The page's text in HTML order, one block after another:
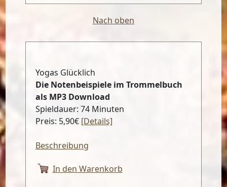
Nach oben
Yogas Glücklich
Die Notenbeispiele im Trommelbuch
als MP3 Download
Spieldauer: 74 Minuten
Preis: 5,90€ [Details]
Beschreibung
In den Warenkorb